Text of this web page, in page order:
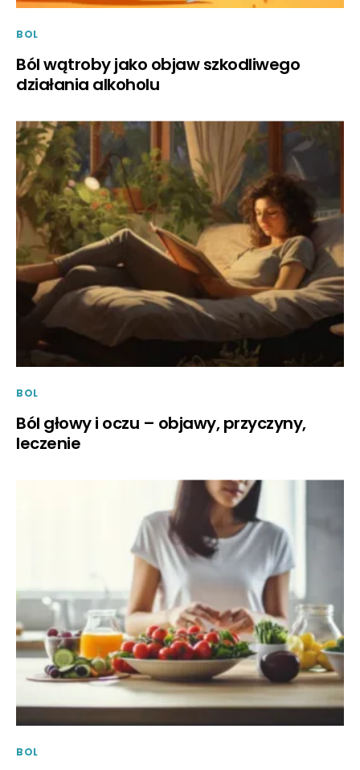
BOL
Ból wątroby jako objaw szkodliwego
działania alkoholu
BOL
Ból głowy i oczu – objawy, przyczyny,
leczenie
BOL